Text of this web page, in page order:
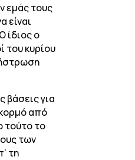
εμάς τους
είναι
ίδιος ο
του κυρίου
βάσεις για
από
τούτο το
των
τη